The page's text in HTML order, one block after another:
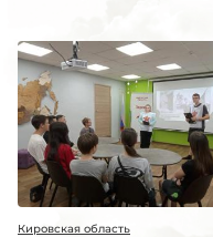
Кировская область